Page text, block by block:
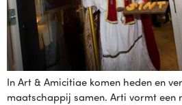
In Art & Amicitiae komen heden en
maatschappij samen. Arti vormt een